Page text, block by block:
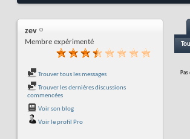
zev
Membre expérimenté
Trouver tous les messages
Trouver les dernières discussions
commencées
Voir son blog
Voir le profil Pro